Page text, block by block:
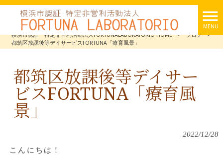
MENU
横浜市認証 特定非営利活動法人FORTUNALABORATORIO HOME
> ブログ
>
都筑区放課後等デイサービスFORTUNA「療育風景」
都筑区放課後等デイサー
ビスFORTUNA「療育風
景」
2022/12/28
こんにちは！